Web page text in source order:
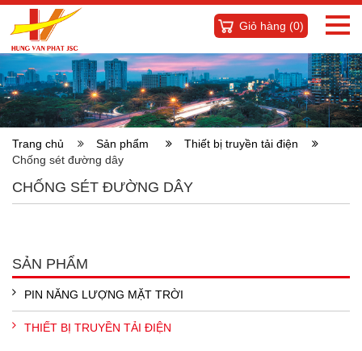
Giỏ hàng (0)
Trang chủ Sản phẩm
Thiết bị truyền tải điện
Chống sét đường dây
CHỐNG SÉT ĐƯỜNG DÂY
SẢN PHẨM
PIN NĂNG LƯỢNG MẶT TRỜI
THIẾT BỊ TRUYỀN TẢI ĐIỆN